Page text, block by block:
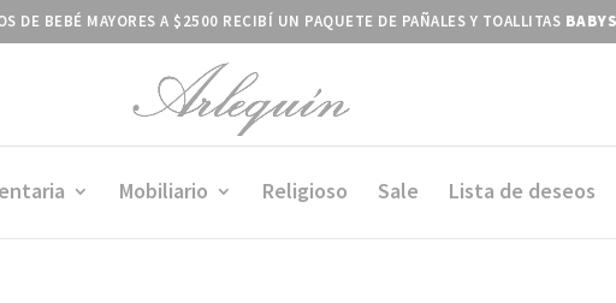
DE BEBÉ MAYORES A $2500 RECIBÍ UN PAQUETE DE PAÑALES Y TOALLITAS
Mobiliario Religioso Sale Lista de deseos